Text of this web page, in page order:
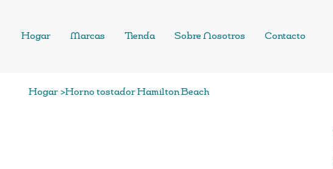
Hogar Marcas Tienda Sobre Nosotros Contacto
Hogar >Horno tostador Hamilton Beach